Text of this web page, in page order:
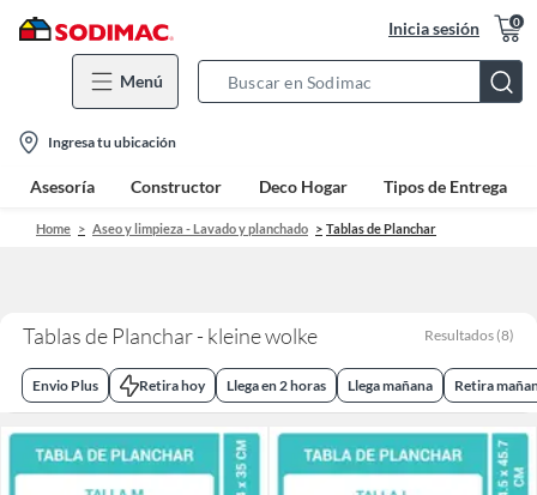
Inicia sesión 0
Menú
Bar
location-
icon
Ingresa tu ubicación
Asesoría Constructor Deco Hogar Tipos de Entrega
Home Aseo y limpieza - Lavado y planchado Tablas de Planchar
Tablas de Planchar - kleine wolke Resultados (8)
Envio Plus Retira hoy Llega en 2 horas Llega mañana Retira